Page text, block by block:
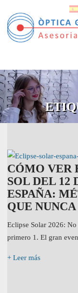
CÓMO VER
SOL DEL 12
ESPAÑA:
QUE
Eclipse Solar 2026:
primero 1. El gran
+ Leer más